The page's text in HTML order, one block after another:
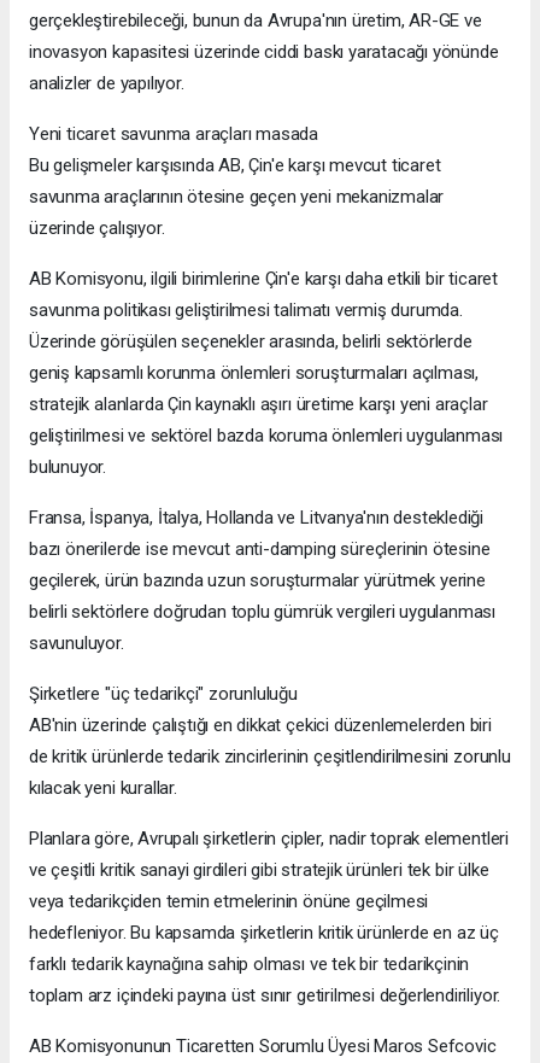
gerçekleştirebileceği, bunun da Avrupa'nın üretim, AR-GE ve
inovasyon kapasitesi üzerinde ciddi baskı yaratacağı yönünde
analizler de yapılıyor.
Yeni ticaret savunma araçları masada
Bu gelişmeler karşısında AB, Çin'e karşı mevcut ticaret
savunma araçlarının ötesine geçen yeni mekanizmalar
üzerinde çalışıyor.
AB Komisyonu, ilgili birimlerine Çin'e karşı daha etkili bir ticaret
savunma politikası geliştirilmesi talimatı vermiş durumda.
Üzerinde görüşülen seçenekler arasında, belirli sektörlerde
geniş kapsamlı korunma önlemleri soruşturmaları açılması,
stratejik alanlarda Çin kaynaklı aşırı üretime karşı yeni araçlar
geliştirilmesi ve sektörel bazda koruma önlemleri uygulanması
bulunuyor.
Fransa, İspanya, İtalya, Hollanda ve Litvanya'nın desteklediği
bazı önerilerde ise mevcut anti-damping süreçlerinin ötesine
geçilerek, ürün bazında uzun soruşturmalar yürütmek yerine
belirli sektörlere doğrudan toplu gümrük vergileri uygulanması
savunuluyor.
Şirketlere "üç tedarikçi" zorunluluğu
AB'nin üzerinde çalıştığı en dikkat çekici düzenlemelerden biri
de kritik ürünlerde tedarik zincirlerinin çeşitlendirilmesini zorunlu
kılacak yeni kurallar.
Planlara göre, Avrupalı şirketlerin çipler, nadir toprak elementleri
ve çeşitli kritik sanayi girdileri gibi stratejik ürünleri tek bir ülke
veya tedarikçiden temin etmelerinin önüne geçilmesi
hedefleniyor. Bu kapsamda şirketlerin kritik ürünlerde en az üç
farklı tedarik kaynağına sahip olması ve tek bir tedarikçinin
toplam arz içindeki payına üst sınır getirilmesi değerlendiriliyor.
AB Komisyonunun Ticaretten Sorumlu Üyesi Maros Sefcovic